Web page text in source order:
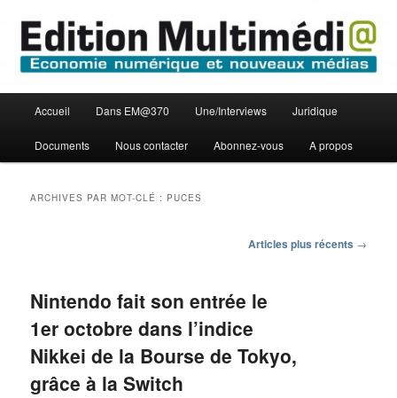
contenu
principal
contenu
secondaire
Edition Multimédi@
principal
Accueil Dans EM@370 Une/Interviews Juridique
Documents Nous contacter Abonnez-vous A propos
ARCHIVES PAR MOT-CLÉ : PUCES
Articles plus récents →
Nintendo fait son entrée le
1er octobre dans l’indice
Nikkei de la Bourse de Tokyo,
grâce à la Switch